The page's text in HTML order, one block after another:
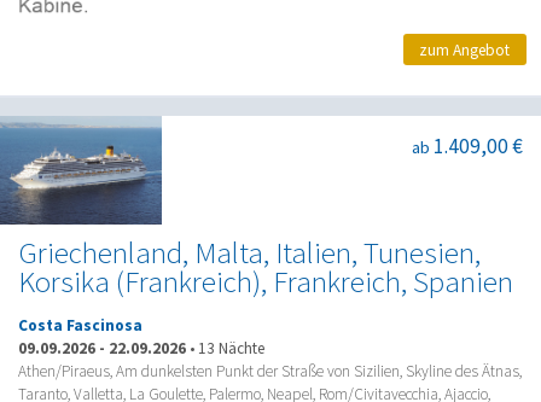
zum Angebot
Griechenland, Malta, Italien, Tunesien,
Korsika (Frankreich), Frankreich, Spanien
ab 1.409,00 €
Costa Fascinosa
09.09.2026 - 22.09.2026 • 13 Nächte
Athen/Piraeus, Am dunkelsten Punkt der Straße von Sizilien, Skyline des Ätnas,
Taranto, Valletta, La Goulette, Palermo, Neapel, Rom/Civitavecchia, Ajaccio,